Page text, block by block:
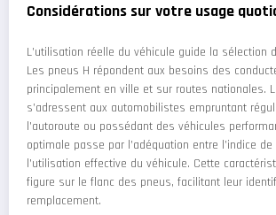
Considérations sur votre usage
L’utilisation réelle du véhicule guide la sélection
Les pneus H répondent aux besoins des
principalement en ville et sur routes nationales.
s’adressent aux automobilistes empruntant
l’autoroute ou possédant des véhicules
optimale passe par l’adéquation entre l’indice
l’utilisation effective du véhicule. Cette
figure sur le flanc des pneus, facilitant leur
remplacement.